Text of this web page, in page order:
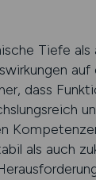
Tiefe
auf
dass
als auch